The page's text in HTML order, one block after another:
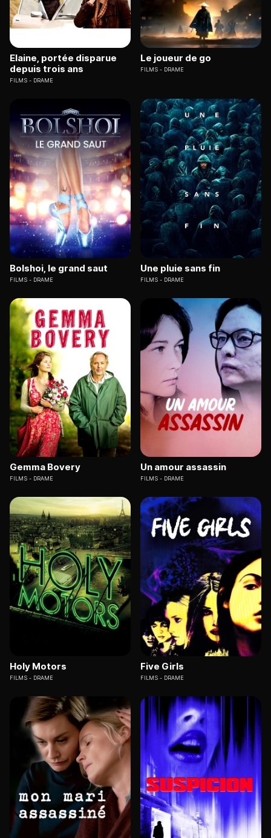
Elaine, portée disparue
depuis trois ans
FILMS DRAME
Le joueur de go
FILMS DRAME
Bolshoi, le grand saut
FILMS DRAME
Une pluie sans fin
FILMS DRAME
Gemma Bovery
FILMS DRAME
Un amour assassin
FILMS DRAME
Holy Motors
FILMS DRAME
Five Girls
FILMS DRAME